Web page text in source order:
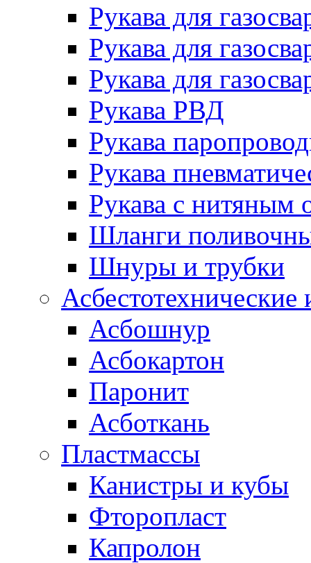
Рукава для
Рукава для
Рукава для
Рукава РВД
Рукава
Рукава
Рукава с нитяным
Шланги
Шнуры и трубки
Асбестотехнические
Асбошнур
Асбокартон
Паронит
Асботкань
Пластмассы
Канистры и кубы
Фторопласт
Капролон